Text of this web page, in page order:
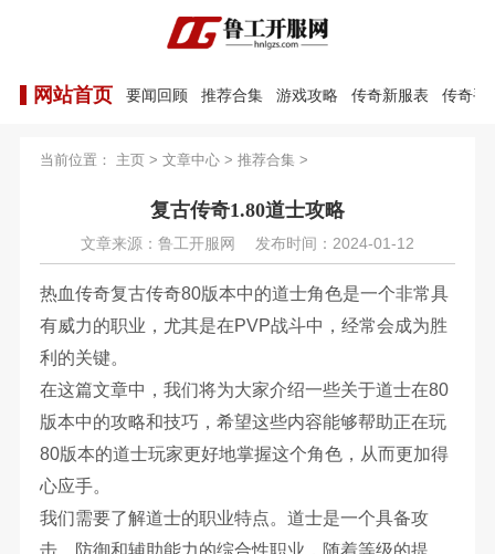
网站首页 要闻回顾 推荐合集 游戏攻略 传奇新服表 传奇手
当前位置： 主页> 文章中心> 推荐合集 >
复古传奇1.80道士攻略
文章来源：鲁工开服网 发布时间：2024-01-12
热血传奇复古传奇80版本中的道士角色是一个非常具
有威力的职业，尤其是在PVP战斗中，经常会成为胜
利的关键。
在这篇文章中，我们将为大家介绍一些关于道士在80
版本中的攻略和技巧，希望这些内容能够帮助正在玩
80版本的道士玩家更好地掌握这个角色，从而更加得
心应手。
我们需要了解道士的职业特点。道士是一个具备攻
击、防御和辅助能力的综合性职业，随着等级的提